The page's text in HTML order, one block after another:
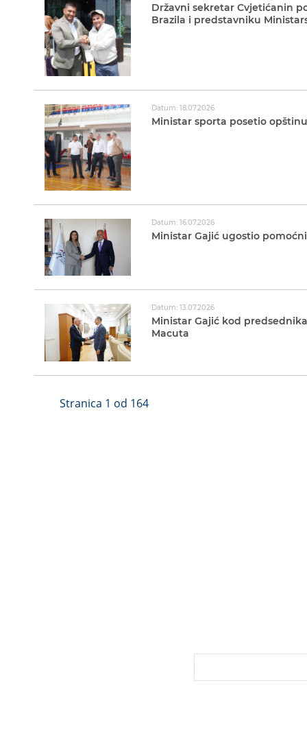
Državni sekretar Cvjetićanin
Brazila i predstavniku
Datum: 18.07.2026
Ministar sporta posetio
Datum: 16.07.2026
Ministar Gajić ugostio
Datum: 13.07.2026
Ministar Gajić kod
Macuta
Stranica 1 od 164